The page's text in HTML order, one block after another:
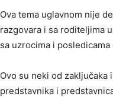
Ova tema uglavnom nije
razgovara i sa roditeljima
sa uzrocima i
Ovo su neki od zaključaka
predstavnika i